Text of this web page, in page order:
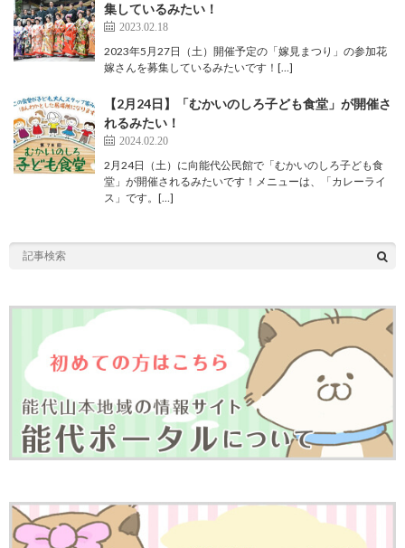
集しているみたい！
2023.02.18
2023年5月27日（土）開催予定の「嫁見まつり」の参加花
嫁さんを募集しているみたいです！[…]
【2月24日】「むかいのしろ子ども食堂」が開催さ
れるみたい！
2024.02.20
2月24日（土）に向能代公民館で「むかいのしろ子ども食
堂」が開催されるみたいです！メニューは、「カレーライ
ス」です。[…]